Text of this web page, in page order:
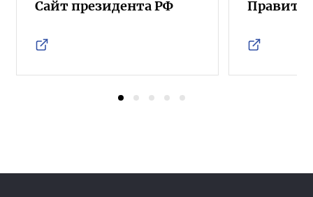
Сайт президента РФ